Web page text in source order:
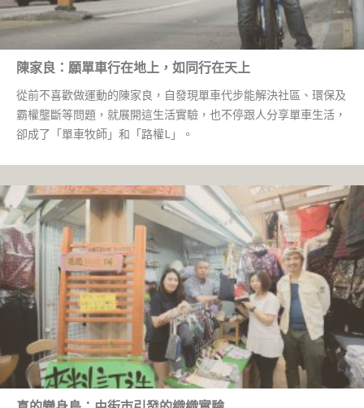
陳家良：願單車行在地上，如同行在天上
從前不喜歡做運動的陳家良，自發現單車代步能解決社區、環保及
霸權壟斷等問題，就展開這生活實驗，也不停跟人分享單車生活，
卻成了「單車牧師」和「路權L」。